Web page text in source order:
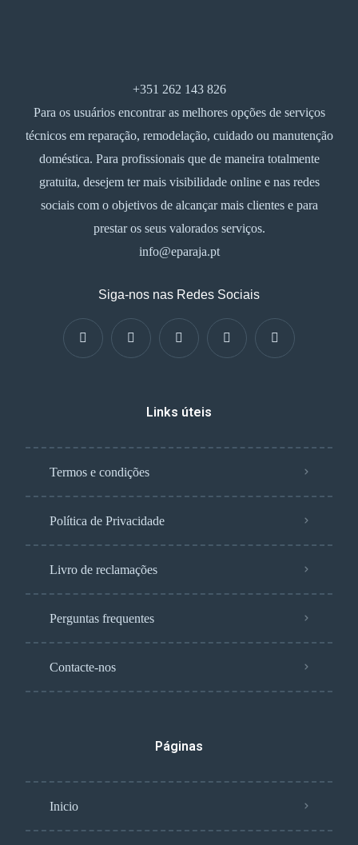
+351 262 143 826
Para os usuários encontrar as melhores opções de serviços
técnicos em reparação, remodelação, cuidado ou manutenção
doméstica. Para profissionais que de maneira totalmente
gratuita, desejem ter mais visibilidade online e nas redes
sociais com o objetivos de alcançar mais clientes e para
prestar os seus valorados serviços.
info@eparaja.pt
Siga-nos nas Redes Sociais
Links úteis
Termos e condições
Política de Privacidade
Livro de reclamações
Perguntas frequentes
Contacte-nos
Páginas
Inicio